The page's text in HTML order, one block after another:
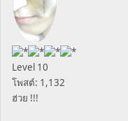
Level 10
โพสต์: 1,132
ฮ่วย !!!